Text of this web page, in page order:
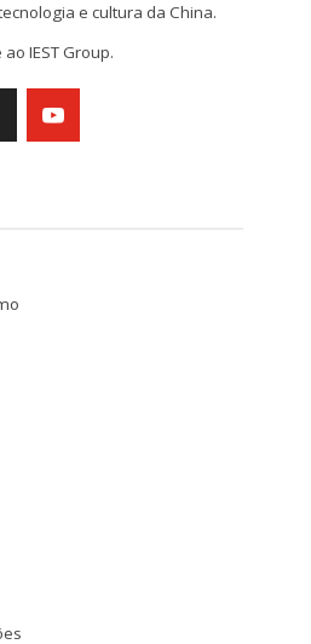
e cultura da China.
IEST Group.